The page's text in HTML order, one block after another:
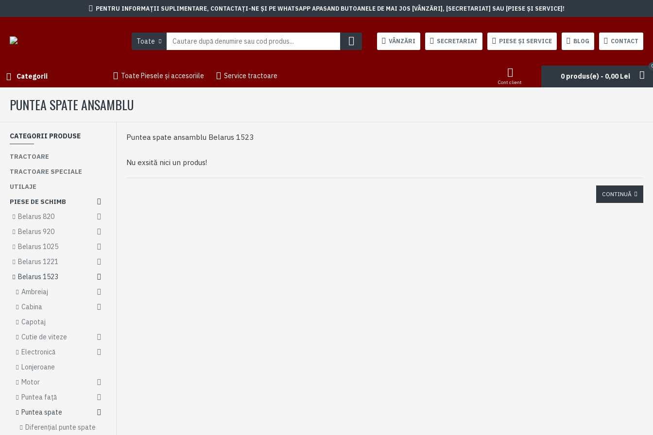
PENTRU INFORMAȚII SUPLIMENTARE, CONTACTAȚI-NE ȘI PE WHATSAPP APASAND BUTOANELE DE MAI JOS [VÂNZĂRI], [SECRETARIAT] SAU [PIESE ȘI SERVICE]!
Toate VÂNZĂRI SECRETARIAT PIESE ȘI SERVICE BLOG CONTACT
Categorii Toate Piesele și accesoriile Service tractoare
Cont client
0 produs(e) - 0,00 Lei
PUNTEA SPATE ANSAMBLU
CATEGORII PRODUSE
TRACTOARE
TRACTOARE SPECIALE
UTILAJE
PIESE DE SCHIMB
Belarus 820
Belarus 920
Belarus 1025
Belarus 1221
Belarus 1523
Ambreiaj
Cabina
Capotaj
Cutie de viteze
Electronică
Lonjeroane
Motor
Puntea față
Puntea spate
Diferențial punte spate
Puntea spate ansamblu Belarus 1523
Nu exsită nici un produs!
CONTINUĂ